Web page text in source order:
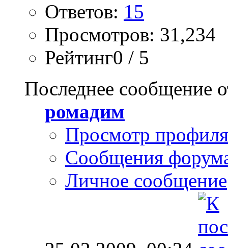
Ответов: 15
Просмотров: 31,234
Рейтинг0 / 5
Последнее сообщение
ромадим
Просмотр профиля
Сообщения
Личное сообщение